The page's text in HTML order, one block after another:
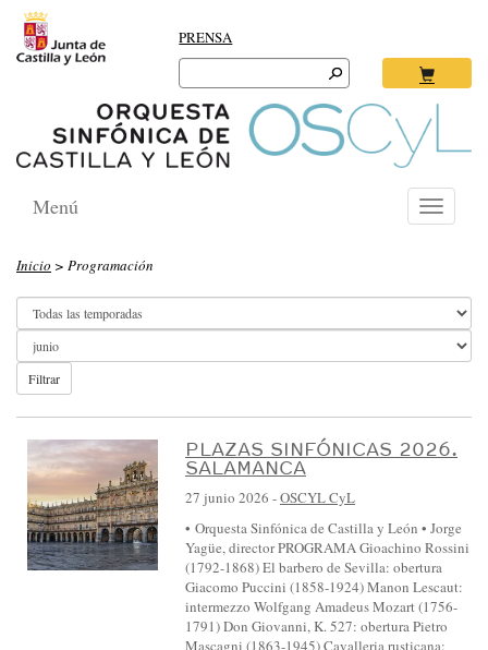
PRENSA
Search
for:
Toggle
Menú
O
R
Q
U
E
S
T
A
S
N
Inicio > Programación
Filtrar
PLAZAS SINFÓNICAS 2026.
SALAMANCA
27 junio 2026 -OSCYL CyL
• Orquesta Sinfónica de Castilla y León • Jorge
Yagüe, director PROGRAMA Gioachino Rossini
(1792-1868) El barbero de Sevilla: obertura
Giacomo Puccini (1858-1924) Manon Lescaut:
intermezzo Wolfgang Amadeus Mozart (1756-
1791) Don Giovanni, K. 527: obertura Pietro
Mascagni (1863-1945) Cavalleria rusticana: